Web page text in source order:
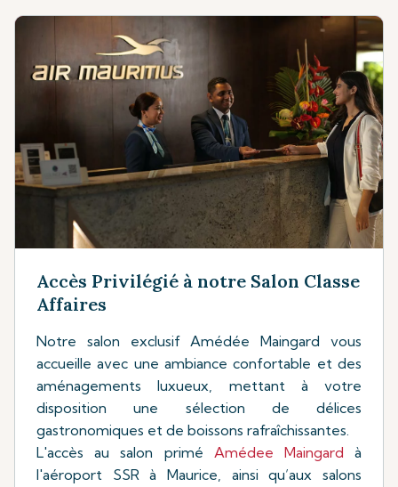
Accès Privilégié à notre Salon Classe
Affaires
Notre salon exclusif Amédée Maingard vous
accueille avec une ambiance confortable et des
aménagements luxueux, mettant à votre
disposition une sélection de délices
gastronomiques et de boissons rafraîchissantes.
L'accès au salon primé Amédee Maingard à
l'aéroport SSR à Maurice, ainsi qu’aux salons